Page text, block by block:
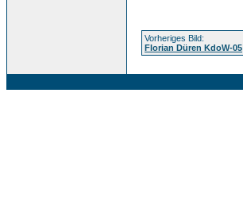
Vorheriges Bild:
Florian Düren KdoW-05